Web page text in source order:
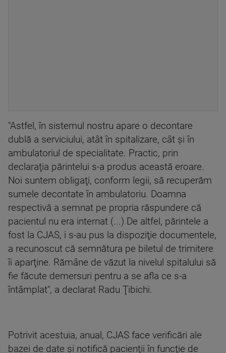
"Astfel, în sistemul nostru apare o decontare
dublă a serviciului, atât în spitalizare, cât şi în
ambulatoriul de specialitate. Practic, prin
declaraţia părintelui s-a produs această eroare.
Noi suntem obligaţi, conform legii, să recuperăm
sumele decontate în ambulatoriu. Doamna
respectivă a semnat pe propria răspundere că
pacientul nu era internat (...) De altfel, părintele a
fost la CJAS, i s-au pus la dispoziţie documentele,
a recunoscut că semnătura pe biletul de trimitere
îi aparţine. Rămâne de văzut la nivelul spitalului să
fie făcute demersuri pentru a se afla ce s-a
întâmplat", a declarat Radu Ţibichi.
Potrivit acestuia, anual, CJAS face verificări ale
bazei de date şi notifică pacienţii în funcţie de